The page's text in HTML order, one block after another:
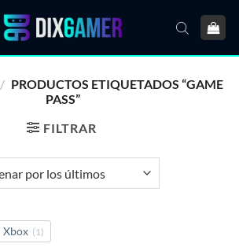
/ PRODUCTOS ETIQUETADOS “GAME
PASS”
FILTRAR
Xbox (1)